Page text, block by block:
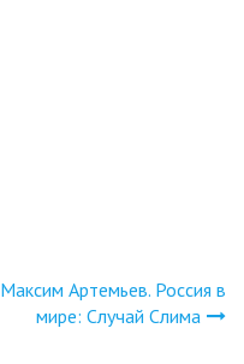
Максим Артемьев. Россия в
мире: Случай Слима